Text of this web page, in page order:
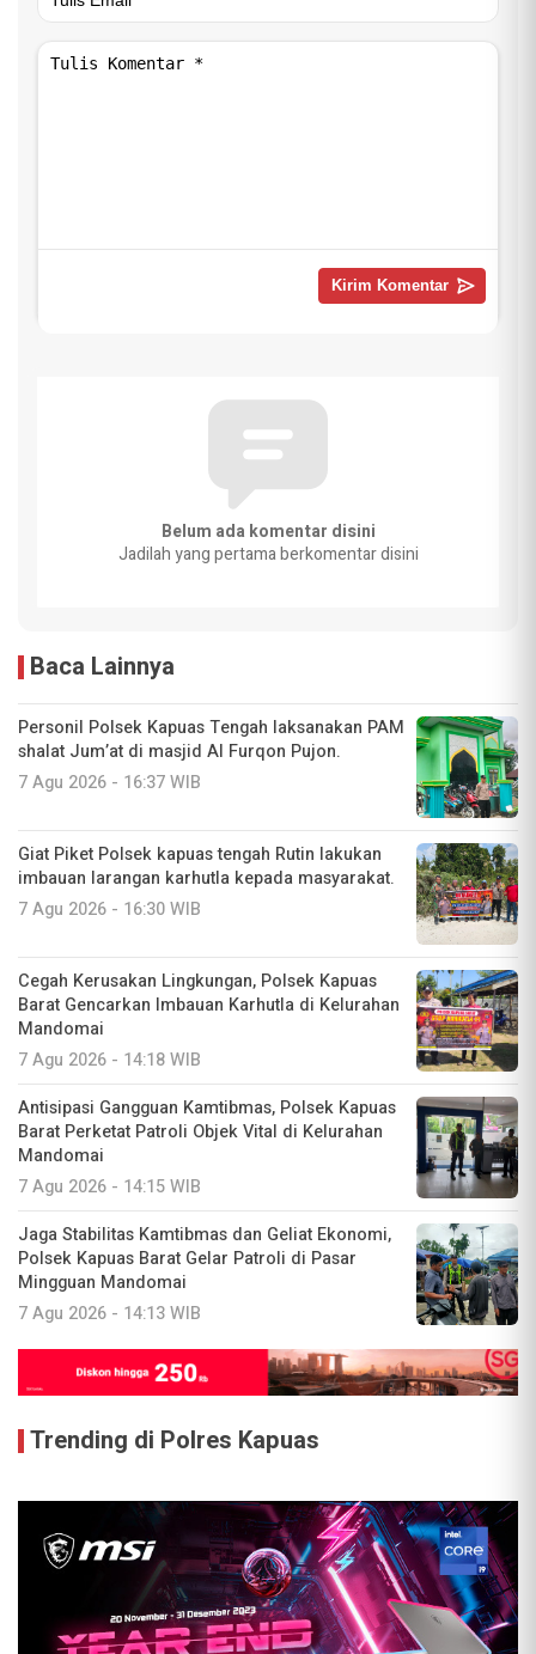
Belum ada komentar disini
Jadilah yang pertama berkomentar disini
Baca Lainnya
Personil Polsek Kapuas Tengah laksanakan PAM
shalat Jum’at di masjid Al Furqon Pujon.
7 Agu 2026 - 16:37 WIB
Giat Piket Polsek kapuas tengah Rutin lakukan
imbauan larangan karhutla kepada masyarakat.
7 Agu 2026 - 16:30 WIB
Cegah Kerusakan Lingkungan, Polsek Kapuas
Barat Gencarkan Imbauan Karhutla di Kelurahan
Mandomai
7 Agu 2026 - 14:18 WIB
Antisipasi Gangguan Kamtibmas, Polsek Kapuas
Barat Perketat Patroli Objek Vital di Kelurahan
Mandomai
7 Agu 2026 - 14:15 WIB
Jaga Stabilitas Kamtibmas dan Geliat Ekonomi,
Polsek Kapuas Barat Gelar Patroli di Pasar
Mingguan Mandomai
7 Agu 2026 - 14:13 WIB
Trending di Polres Kapuas